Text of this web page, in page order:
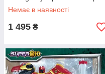
і замінюйте Original Young
Toys, ціна за 1 шт.
Немає в наявності
1 495 ₴